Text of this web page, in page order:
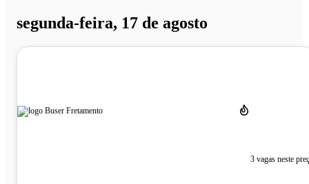
segunda-feira, 17 de agosto
3 vagas neste